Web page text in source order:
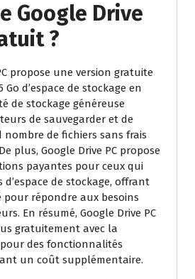
Google Drive
?
propose une version gratuite
Go d’espace de stockage en
de stockage généreuse
de sauvegarder et de
de fichiers sans frais
plus, Google Drive PC propose
payantes pour ceux qui
de stockage, offrant
pour répondre aux besoins
En résumé, Google Drive PC
gratuitement avec la
des fonctionnalités
un coût supplémentaire.